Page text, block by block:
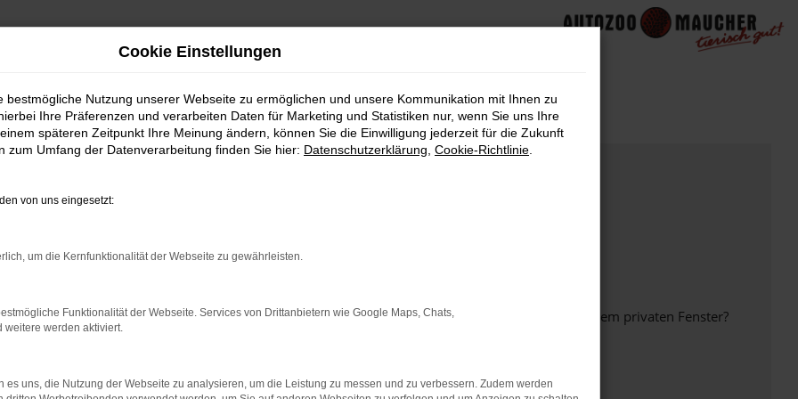
bestimmter Seiten verhindern. Funktioniert die Seite in einem anderen Browser oder in einem privaten Fenster?
beheben.
auf dem neuesten Stand sind.
Cookie Einstellungen
bestmögliche Nutzung unserer Webseite zu ermöglichen und unsere Kommunikation mit Ihnen zu
Ihre Präferenzen und verarbeiten Daten für Marketing und Statistiken nur, wenn Sie uns Ihre
späteren Zeitpunkt Ihre Meinung ändern, können Sie die Einwilligung jederzeit für die Zukunft
zum Umfang der Datenverarbeitung finden Sie hier: Datenschutzerklärung Cookie-Richtlinie
von uns eingesetzt:
um die Kernfunktionalität der Webseite zu gewährleisten.
Funktionalität der Webseite. Services von Drittanbietern wie Google Maps, Chats,
weitere werden aktiviert.
es uns, die Nutzung der Webseite zu analysieren, um die Leistung zu messen und zu verbessern. Zudem werden